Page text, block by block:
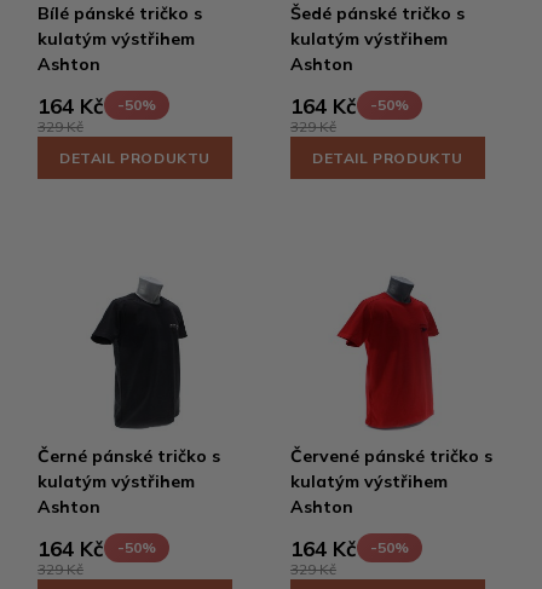
Bílé pánské tričko s
kulatým výstřihem
Ashton
164 Kč
-50%
329 Kč
DETAIL PRODUKTU
Šedé pánské tričko s
kulatým výstřihem
Ashton
164 Kč
-50%
329 Kč
DETAIL PRODUKTU
Černé pánské tričko s
kulatým výstřihem
Ashton
164 Kč
-50%
329 Kč
Červené pánské tričko s
kulatým výstřihem
Ashton
164 Kč
-50%
329 Kč